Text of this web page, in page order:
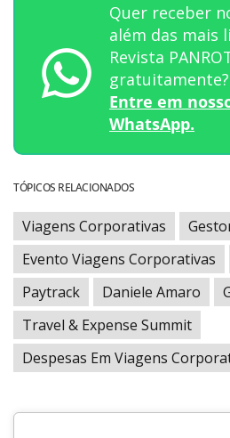
Quer receber
além das mais
Revista
gratuitamente?
Entre em
WhatsApp.
TÓPICOS RELACIONADOS
Viagens Corporativas
Evento Viagens Corporativas
Paytrack
Daniele Amaro
Travel & Expense Summit
Despesas Em Viagens